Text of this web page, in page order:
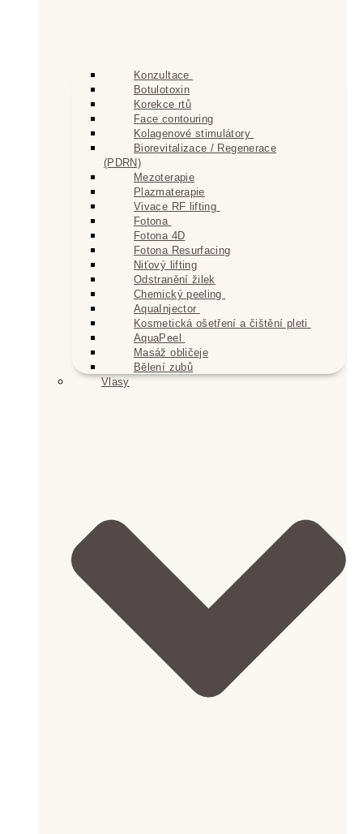
Konzultace
Botulotoxin
Korekce rtů
Face contouring
Kolagenové stimulátory
Biorevitalizace / Regenerace
(PDRN)
Mezoterapie
Plazmaterapie
Vivace RF lifting
Fotona
Fotona 4D
Fotona Resurfacing
Niťový lifting
Odstranění žilek
Chemický peeling
AquaInjector
Kosmetická ošetření a čištění pleti
AquaPeel
Masáž obličeje
Bělení zubů
Vlasy